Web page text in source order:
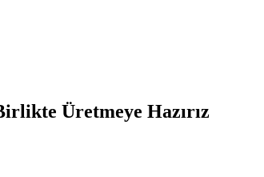
Üretmeye Hazırız